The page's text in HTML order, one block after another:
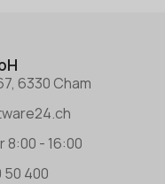
6330 Cham
8:00 - 16:00
50 400